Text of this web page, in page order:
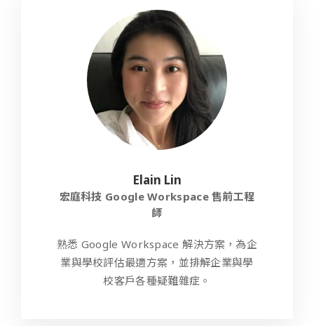
Elain Lin
宏庭科技 Google Workspace 售前工程
師
熟悉 Google Workspace 解決方案，為企
業與學校評估最適方案，並排解企業與學
校客戶各種疑難雜症。